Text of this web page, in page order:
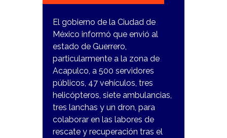
El gobierno de la Ciudad de
México informó que envió al
estado de Guerrero,
particularmente a la zona de
Acapulco, a 500 servidores
públicos, 47 vehículos, tres
helicópteros, siete ambulancias,
tres lanchas y un dron, para
colaborar en las labores de
rescate y recuperación tras el